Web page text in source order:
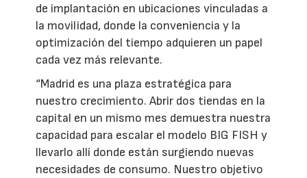
de implantación en ubicaciones vinculadas a
la movilidad, donde la conveniencia y la
optimización del tiempo adquieren un papel
cada vez más relevante.
“Madrid es una plaza estratégica para
nuestro crecimiento. Abrir dos tiendas en la
capital en un mismo mes demuestra nuestra
capacidad para escalar el modelo BIG FISH y
llevarlo allí donde están surgiendo nuevas
necesidades de consumo. Nuestro objetivo